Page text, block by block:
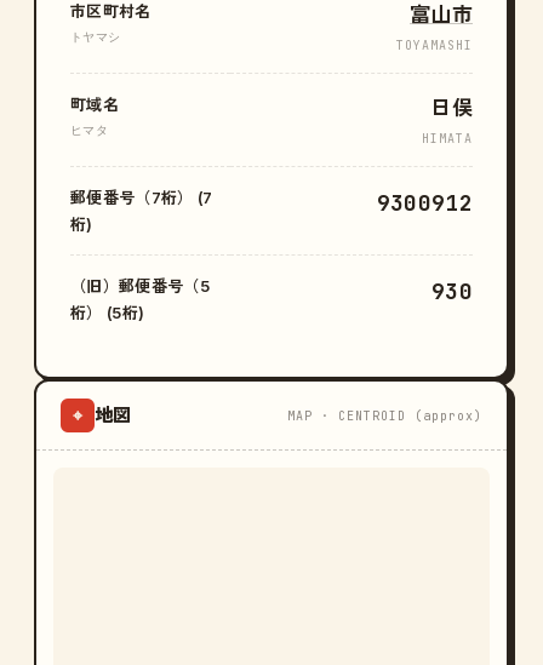
市区町村名
トヤマシ
富山市
TOYAMASHI
町域名
ヒマタ
日俣
HIMATA
郵便番号（7桁） (7
桁)
9300912
（旧）郵便番号（5
桁） (5桁)
930
⌖ 地図 MAP · CENTROID (approx)